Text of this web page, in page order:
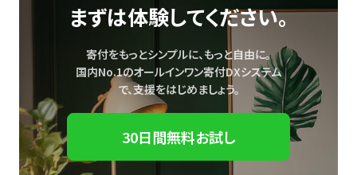
まずは体験してください。
寄付をもっとシンプルに、もっと自由に。
国内No.1のオールインワン寄付DXシステム
で、支援をはじめましょう。
30日間無料お試し